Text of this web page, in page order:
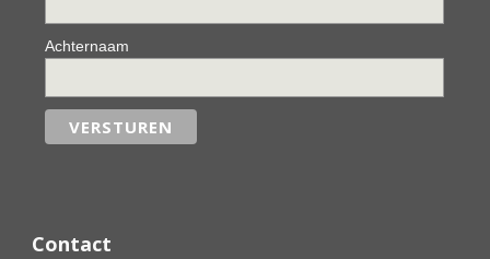
Achternaam
Contact